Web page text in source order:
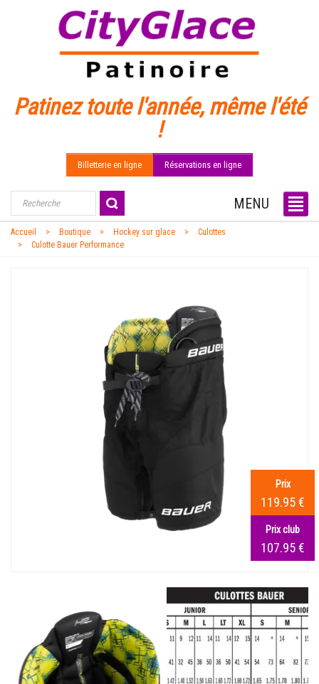
Patinez toute l'année, même l'été
!
Billetterie en ligne Réservations en ligne
MENU
Accueil Boutique Hockey sur glace
Culottes
Culotte Bauer Performance
Prix
119.95 €
Prix club
107.95 €